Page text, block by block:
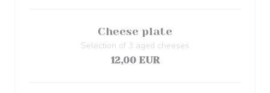
Cheese plate
Selection of 3 aged cheeses
12,00 EUR